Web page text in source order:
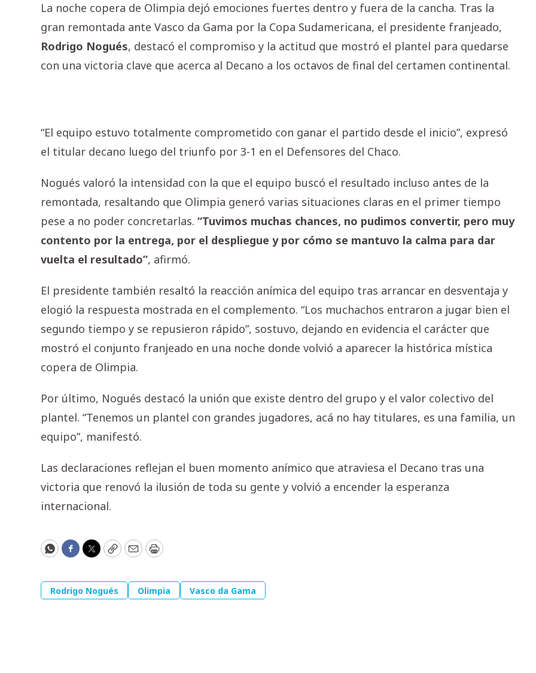
La noche copera de Olimpia dejó emociones fuertes dentro y fuera de la cancha. Tras la
gran remontada ante Vasco da Gama por la Copa Sudamericana, el presidente franjeado,
Rodrigo Nogués, destacó el compromiso y la actitud que mostró el plantel para quedarse
con una victoria clave que acerca al Decano a los octavos de final del certamen continental.
“El equipo estuvo totalmente comprometido con ganar el partido desde el inicio”, expresó
el titular decano luego del triunfo por 3-1 en el Defensores del Chaco.
Nogués valoró la intensidad con la que el equipo buscó el resultado incluso antes de la
remontada, resaltando que Olimpia generó varias situaciones claras en el primer tiempo
pese a no poder concretarlas. “Tuvimos muchas chances, no pudimos convertir, pero muy
contento por la entrega, por el despliegue y por cómo se mantuvo la calma para dar
vuelta el resultado”, afirmó.
El presidente también resaltó la reacción anímica del equipo tras arrancar en desventaja y
elogió la respuesta mostrada en el complemento. “Los muchachos entraron a jugar bien el
segundo tiempo y se repusieron rápido”, sostuvo, dejando en evidencia el carácter que
mostró el conjunto franjeado en una noche donde volvió a aparecer la histórica mística
copera de Olimpia.
Por último, Nogués destacó la unión que existe dentro del grupo y el valor colectivo del
plantel. “Tenemos un plantel con grandes jugadores, acá no hay titulares, es una familia, un
equipo”, manifestó.
Las declaraciones reflejan el buen momento anímico que atraviesa el Decano tras una
victoria que renovó la ilusión de toda su gente y volvió a encender la esperanza
internacional.
WhatsApp
Facebook
Twitter
CopyEmailPrint
Rodrigo Nogués Olimpia Vasco da Gama